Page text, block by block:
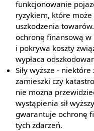
funkcjonowanie
ryzykiem, które
uszkodzenia
ochronę finansową
i pokrywa koszty
wypłaca
Siły wyższe -
zamieszki czy
nie można
wystąpienia sił
gwarantuje ochronę
tych zdarzeń.